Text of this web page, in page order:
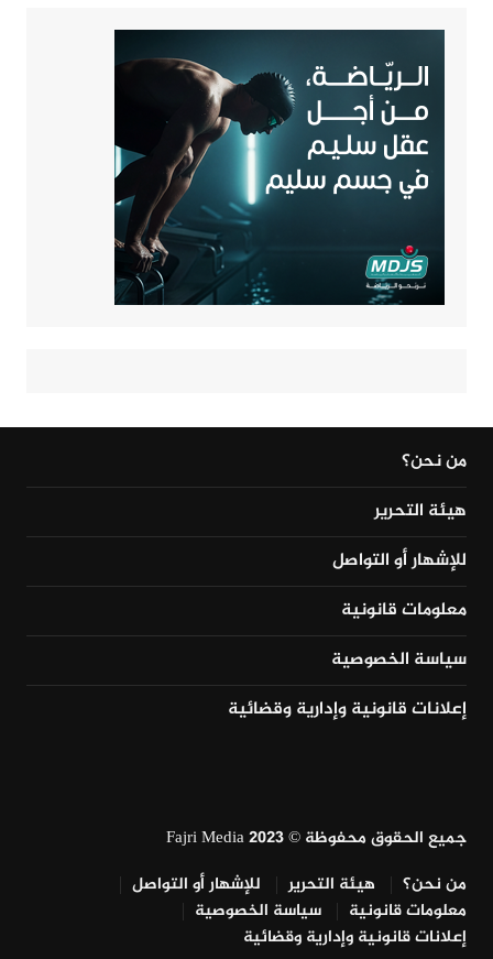
من نحن؟
هيئة التحرير
للإشهار أو التواصل
معلومات قانونية
سياسة الخصوصية
إعلانات قانونية وإدارية وقضائية
جميع الحقوق محفوظة © Fajri Media 2023
من نحن؟
هيئة التحرير
للإشهار أو التواصل
معلومات قانونية
سياسة الخصوصية
إعلانات قانونية وإدارية وقضائية